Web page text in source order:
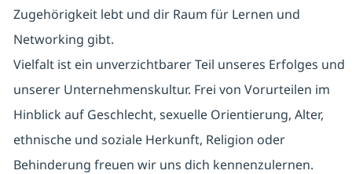
Zugehörigkeit lebt und dir Raum für Lernen und
Networking gibt.
Vielfalt ist ein unverzichtbarer Teil unseres Erfolges und
unserer Unternehmenskultur. Frei von Vorurteilen im
Hinblick auf Geschlecht, sexuelle Orientierung, Alter,
ethnische und soziale Herkunft, Religion oder
Behinderung freuen wir uns dich kennenzulernen.